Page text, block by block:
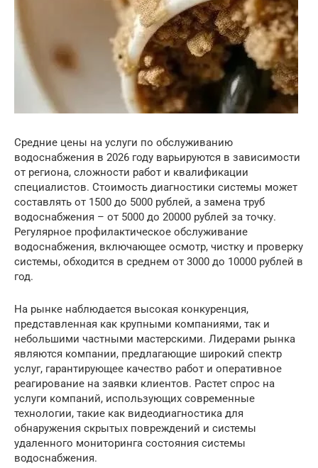
Средние цены на услуги по обслуживанию
водоснабжения в 2026 году варьируются в зависимости
от региона, сложности работ и квалификации
специалистов. Стоимость диагностики системы может
составлять от 1500 до 5000 рублей, а замена труб
водоснабжения – от 5000 до 20000 рублей за точку.
Регулярное профилактическое обслуживание
водоснабжения, включающее осмотр, чистку и проверку
системы, обходится в среднем от 3000 до 10000 рублей в
год.
На рынке наблюдается высокая конкуренция,
представленная как крупными компаниями, так и
небольшими частными мастерскими. Лидерами рынка
являются компании, предлагающие широкий спектр
услуг, гарантирующее качество работ и оперативное
реагирование на заявки клиентов. Растет спрос на
услуги компаний, использующих современные
технологии, такие как видеодиагностика для
обнаружения скрытых повреждений и системы
удаленного мониторинга состояния системы
водоснабжения.